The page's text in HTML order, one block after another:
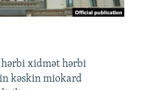
hərbi xidmət hərbi
kəskin miokard